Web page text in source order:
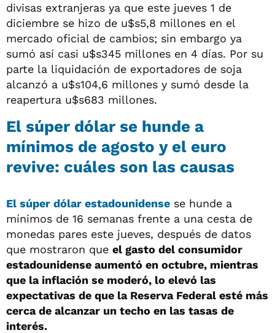
divisas extranjeras ya que este jueves 1 de
diciembre se hizo de u$s5,8 millones en el
mercado oficial de cambios; sin embargo ya
sumó así casi u$s345 millones en 4 días. Por su
parte la liquidación de exportadores de soja
alcanzó a u$s104,6 millones y sumó desde la
reapertura u$s683 millones.
El súper dólar se hunde a
mínimos de agosto y el euro
revive: cuáles son las causas
El súper dólar estadounidense se hunde a
mínimos de 16 semanas frente a una cesta de
monedas pares este jueves, después de datos
que mostraron que el gasto del consumidor
estadounidense aumentó en octubre, mientras
que la inflación se moderó, lo elevó las
expectativas de que la Reserva Federal esté más
cerca de alcanzar un techo en las tasas de
interés.